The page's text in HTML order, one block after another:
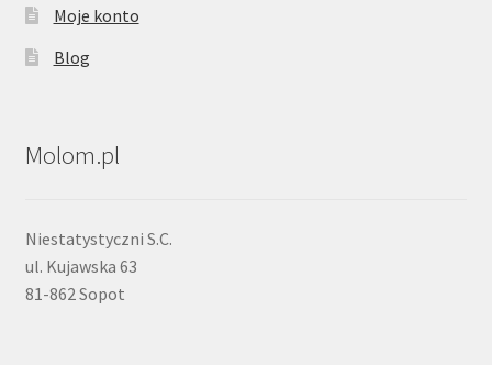
Moje konto
Blog
Molom.pl
Niestatystyczni S.C.
ul. Kujawska 63
81-862 Sopot